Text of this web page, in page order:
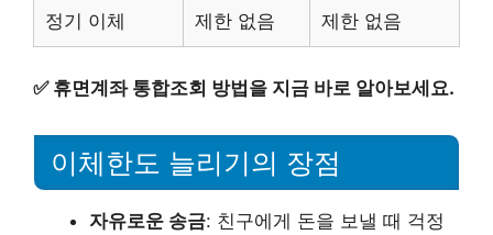
정기 이체 제한 없음 제한 없음
✅ 휴면계좌 통합조회 방법을 지금 바로 알아보세요.
이체한도 늘리기의 장점
자유로운 송금: 친구에게 돈을 보낼 때 걱정